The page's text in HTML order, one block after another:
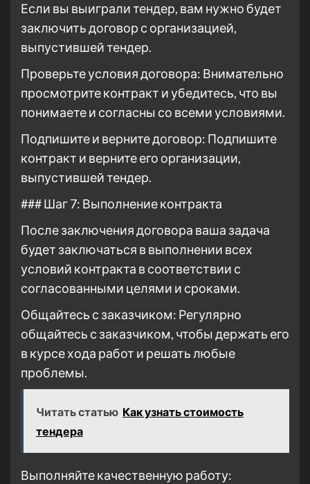
Если вы выиграли тендер, вам нужно будет
заключить договор с организацией,
выпустившей тендер.
Проверьте условия договора: Внимательно
просмотрите контракт и убедитесь, что вы
понимаете и согласны со всеми условиями.
Подпишите и верните договор: Подпишите
контракт и верните его организации,
выпустившей тендер.
### Шаг 7: Выполнение контракта
После заключения договора ваша задача
будет заключаться в выполнении всех
условий контракта в соответствии с
согласованными целями и сроками.
Общайтесь с заказчиком: Регулярно
общайтесь с заказчиком, чтобы держать его
в курсе хода работ и решать любые
проблемы.
Читать статью Как узнать стоимость
тендера
Выполняйте качественную работу: